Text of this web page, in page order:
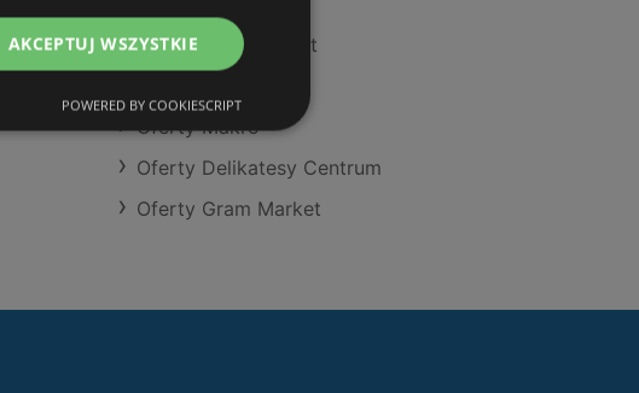
Oferty POLOmarket
Oferty Makro
Oferty Delikatesy Centrum
Oferty Gram Market
AKCEPTUJ WSZYSTKIE
POWERED BY COOKIESCRIPT